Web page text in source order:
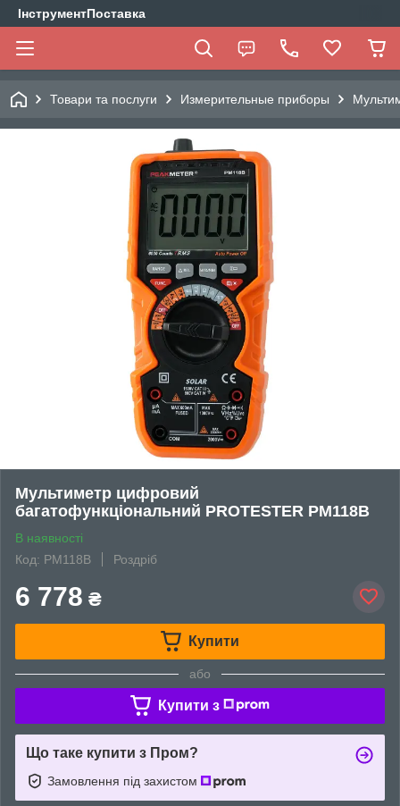
ІнструментПоставка
Товари та послуги Измерительные приборы
Мультиметр цифровий
багатофункціональний PROTESTER PM118B
В наявності
Код: PM118B
Роздріб
6 778 ₴
Купити
або
Купити з
Що таке купити з Пром?
Замовлення під захистом